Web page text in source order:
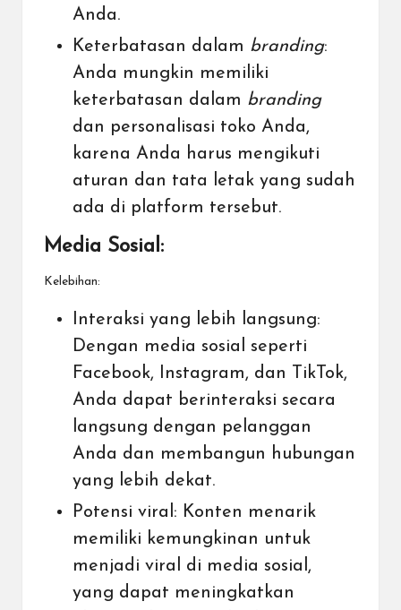
Anda.
Keterbatasan dalam branding:
Anda mungkin memiliki
keterbatasan dalam branding
dan personalisasi toko Anda,
karena Anda harus mengikuti
aturan dan tata letak yang sudah
ada di platform tersebut.
Media Sosial:
Kelebihan:
Interaksi yang lebih langsung:
Dengan media sosial seperti
Facebook, Instagram, dan TikTok,
Anda dapat berinteraksi secara
langsung dengan pelanggan
Anda dan membangun hubungan
yang lebih dekat.
Potensi viral: Konten menarik
memiliki kemungkinan untuk
menjadi viral di media sosial,
yang dapat meningkatkan